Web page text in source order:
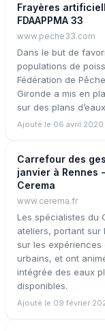
Frayères
FDAAPPMA 33
www.peche33.com
Dans le but de
populations de
Fédération de
Gironde a mis en
sur des plans
Ajouté le 06 avril 2020
Carrefour des
janvier à Rennes
Cerema
www.cerema.fr
Les spécialistes du
ateliers, portant sur
sur les expériences
urbains, et ont
intégrée des eaux
disponibles.
Ajouté le 09 février